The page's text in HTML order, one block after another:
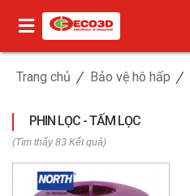
Trang chủ Bảo vệ hô hấp
PHIN LỌC - TẤM LỌC
(Tìm thấy 83 Kết quả)